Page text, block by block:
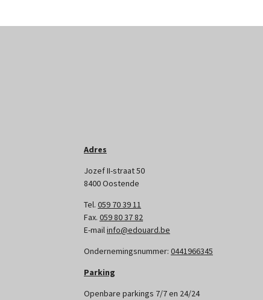
Adres
Jozef II-straat 50
8400 Oostende
Tel. 059 70 39 11
Fax. 059 80 37 82
E-mailinfo@edouard.be
Ondernemingsnummer: 0441966345
Parking
Openbare parkings 7/7 en 24/24